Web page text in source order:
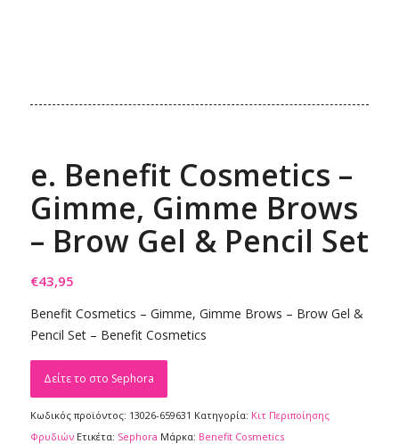
e. Benefit Cosmetics –
Gimme, Gimme Brows
– Brow Gel & Pencil Set
€43,95
Benefit Cosmetics – Gimme, Gimme Brows – Brow Gel &
Pencil Set – Benefit Cosmetics
Δείτε το στο Sephora
Κωδικός προϊόντος: 13026-659631 Κατηγορία: Κιτ Περιποίησης
Φρυδιών Ετικέτα: Sephora Μάρκα: Benefit Cosmetics